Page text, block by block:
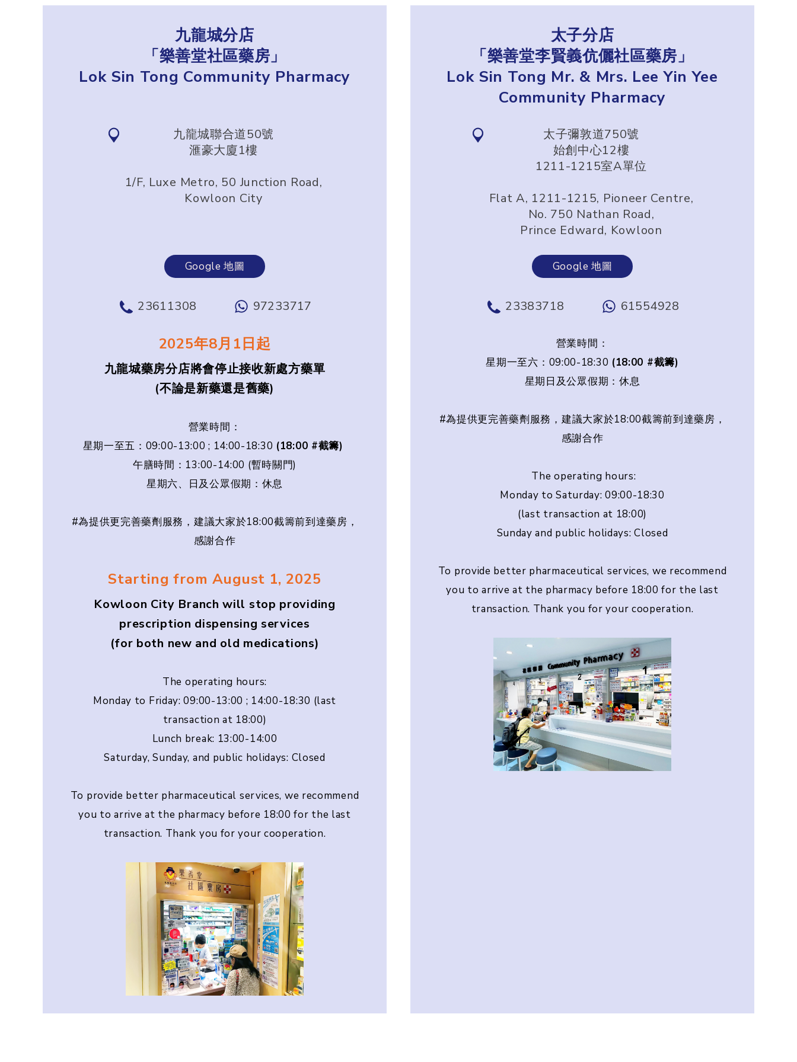
九龍城分店
「樂善堂社區藥房」
Lok Sin Tong Community Pharmacy
九龍城聯合道50號
滙豪大廈1樓
1/F, Luxe Metro, 50 Junction Road,
Kowloon City
Google 地圖
23611308 97233717
2025年8月1日起
九龍城藥房分店將會停止接收新處方藥單
(不論是新藥還是舊藥)
營業時間：
星期一至五：09:00-13:00 ; 14:00-18:30 (18:00 #截籌)
午膳時間：13:00-14:00 (暫時關門)
星期六、日及公眾假期：休息
#為提供更完善藥劑服務，建議大家於18:00截籌前到達藥房，
感謝合作
Starting from August 1, 2025
Kowloon City Branch will stop providing
prescription dispensing services
(for both new and old medications)
The operating hours:
Monday to Friday: 09:00-13:00 ; 14:00-18:30 (last
transaction at 18:00)
Lunch break: 13:00-14:00
Saturday, Sunday, and public holidays: Closed
To provide better pharmaceutical services, we recommend
you to arrive at the pharmacy before 18:00 for the last
transaction. Thank you for your cooperation.
太子分店
「樂善堂李賢義伉儷社區藥房」
Lok Sin Tong Mr. & Mrs. Lee Yin Yee
Community Pharmacy
太子彌敦道750號
始創中心12樓
1211-1215室A單位
Flat A, 1211-1215, Pioneer Centre,
No. 750 Nathan Road,
Prince Edward, Kowloon
Google 地圖
23383718 61554928
營業時間：
星期一至六：09:00-18:30 (18:00 #截籌)
星期日及公眾假期：休息
#為提供更完善藥劑服務，建議大家於18:00截籌前到達藥房，
感謝合作
The operating hours:
Monday to Saturday: 09:00-18:30
(last transaction at 18:00)
Sunday and public holidays: Closed
To provide better pharmaceutical services, we recommend
you to arrive at the pharmacy before 18:00 for the last
transaction. Thank you for your cooperation.